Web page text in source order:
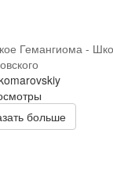
Гемангиома -
больше